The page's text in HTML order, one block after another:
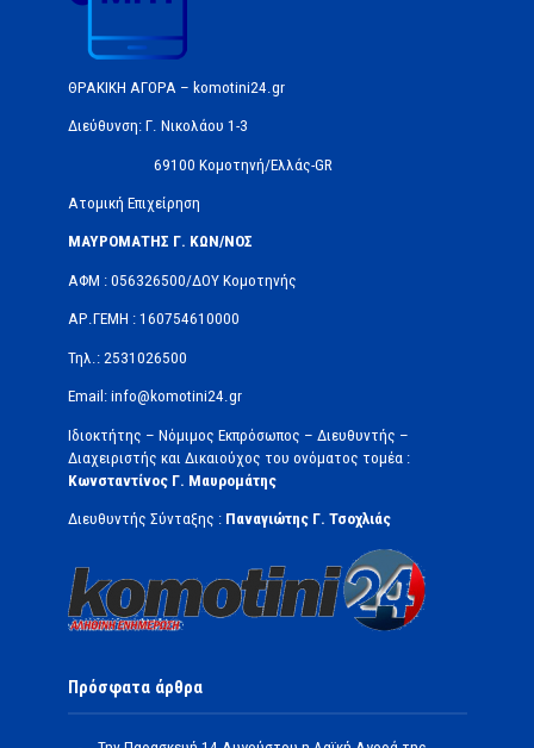
ΘΡΑΚΙΚΗ ΑΓΟΡΑ – komotini24.gr
Διεύθυνση: Γ. Νικολάου 1-3
69100 Κομοτηνή/Ελλάς-GR
Ατομική Επιχείρηση
ΜΑΥΡΟΜΑΤΗΣ Γ. ΚΩΝ/ΝΟΣ
ΑΦΜ : 056326500/ΔOΥ Κομοτηνής
ΑΡ.ΓΕΜΗ : 160754610000
Τηλ.: 2531026500
Email: info@komotini24.gr
Ιδιοκτήτης – Νόμιμος Εκπρόσωπος – Διευθυντής –
Διαχειριστής και Δικαιούχος του ονόματος τομέα :
Κωνσταντίνος Γ. Μαυρομάτης
Διευθυντής Σύνταξης : Παναγιώτης Γ. Τσοχλιάς
Πρόσφατα άρθρα